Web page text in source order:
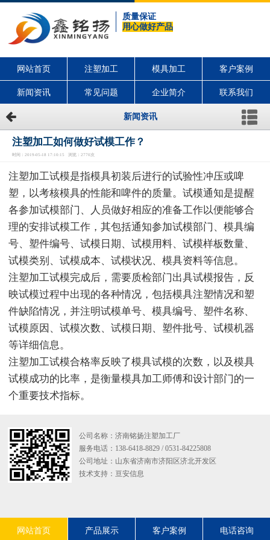
质量保证
用心做好产品
网站首页 注塑加工 模具加工 客户案例
新闻资讯 常见问题 企业简介 联系我们
新闻资讯
注塑加工如何做好试模工作？
时间：2019-05-18 17:10:15 浏览：2770次
注塑加工试模是指模具初装后进行的试验性冲压或啤
塑，以考核模具的性能和啤件的质量。试模通知是提醒
各参加试模部门、人员做好相应的准备工作以便能够合
理的安排试模工作，其包括通知参加试模部门、模具编
号、塑件编号、试模日期、试模用料、试模样板数量、
试模类别、试模成本、试模状况、模具资料等信息。
注塑加工试模完成后，需要质检部门出具试模报告，反
映试模过程中出现的各种情况，包括模具注塑情况和塑
件缺陷情况，并注明试模单号、模具编号、塑件名称、
试模原因、试模次数、试模日期、塑件批号、试模机器
等详细信息。
注塑加工试模合格率反映了模具试模的次数，以及模具
试模成功的比率，是衡量模具加工师傅和设计部门的一
个重要技术指标。
公司名称：济南铭扬注塑加工厂
服务电话：138-6418-8829 / 0531-84225808
公司地址：山东省济南市济阳区济北开发区
技术支持： 亘安信息
网站首页 产品展示 客户案例 电话咨询